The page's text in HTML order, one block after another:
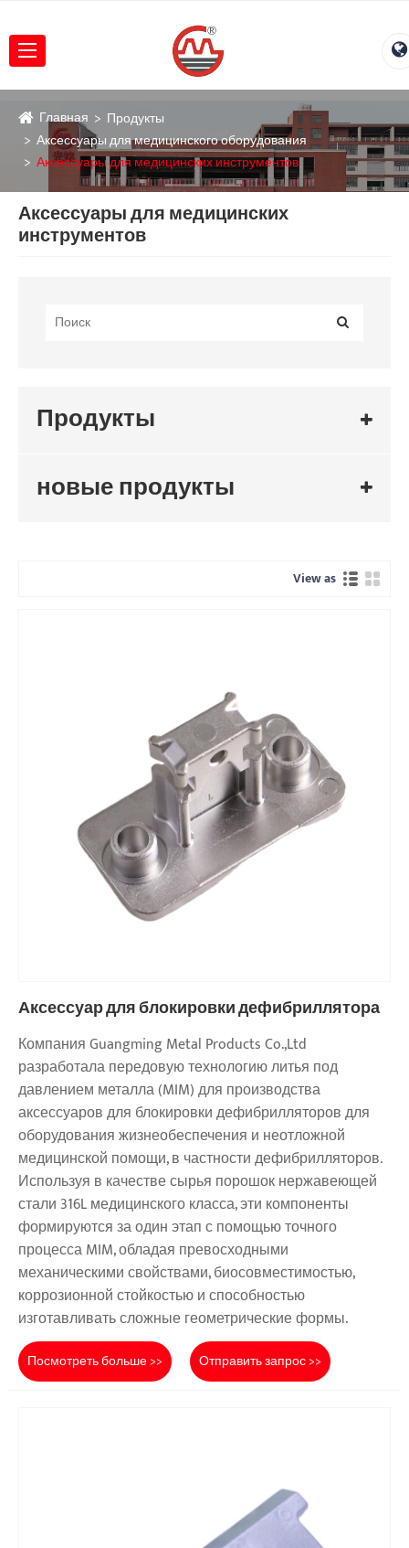
Главная
Продукты
Аксессуары для медицинского оборудования
Аксессуары для медицинских инструментов
Аксессуары для медицинских
инструментов
Продукты
новые продукты
View as
Аксессуар для блокировки дефибриллятора
Компания Guangming Metal Products Co.,Ltd
разработала передовую технологию литья под
давлением металла (MIM) для производства
аксессуаров для блокировки дефибрилляторов для
оборудования жизнеобеспечения и неотложной
медицинской помощи, в частности дефибрилляторов.
Используя в качестве сырья порошок нержавеющей
стали 316L медицинского класса, эти компоненты
формируются за один этап с помощью точного
процесса MIM, обладая превосходными
механическими свойствами, биосовместимостью,
коррозионной стойкостью и способностью
изготавливать сложные геометрические формы.
Посмотреть больше >> Отправить запрос >>